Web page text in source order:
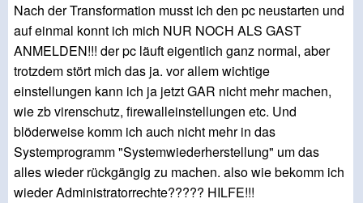
Nach der Transformation musst ich den pc neustarten und
auf einmal konnt ich mich NUR NOCH ALS GAST
ANMELDEN!!! der pc läuft eigentlich ganz normal, aber
trotzdem stört mich das ja. vor allem wichtige
einstellungen kann ich ja jetzt GAR nicht mehr machen,
wie zb virenschutz, firewalleinstellungen etc. Und
blöderweise komm ich auch nicht mehr in das
Systemprogramm "Systemwiederherstellung" um das
alles wieder rückgängig zu machen. also wie bekomm ich
wieder Administratorrechte????? HILFE!!!